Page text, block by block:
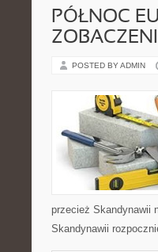
PÓŁNOC
POSTED BY ADMIN
przecież Skandynawii
Skandynawii